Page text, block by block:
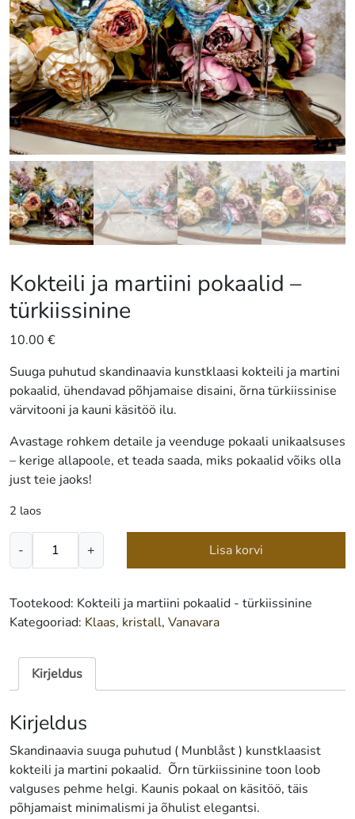
Kokteili ja martiini pokaalid –
türkiissinine
10.00 €
Suuga puhutud skandinaavia kunstklaasi kokteili ja martini
pokaalid, ühendavad põhjamaise disaini, õrna türkiissinise
värvitooni ja kauni käsitöö ilu.
Avastage rohkem detaile ja veenduge pokaali unikaalsuses
– kerige allapoole, et teada saada, miks pokaalid võiks olla
just teie jaoks!
2 laos
-
pokaalid
-
kogus
+ Lisa korvi
Tootekood: Kokteili ja martiini pokaalid - türkiissinine
Kategooriad: Klaas, kristall, Vanavara
Kirjeldus
Kirjeldus
Skandinaavia suuga puhutud ( Munblåst ) kunstklaasist
kokteili ja martini pokaalid. Õrn türkiissinine toon loob
valguses pehme helgi. Kaunis pokaal on käsitöö, täis
põhjamaist minimalismi ja õhulist elegantsi.